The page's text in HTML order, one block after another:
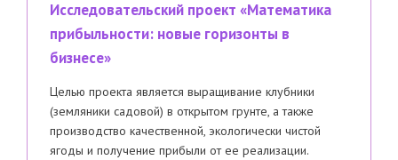
Исследовательский проект «Математика
прибыльности: новые горизонты в
бизнесе»
Целью проекта является выращивание клубники
(земляники садовой) в открытом грунте, а также
производство качественной, экологически чистой
ягоды и получение прибыли от ее реализации.